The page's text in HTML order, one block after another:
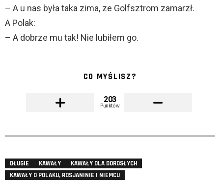
– A u nas była taka zima, ze Golfsztrom zamarzł.
A Polak:
– A dobrze mu tak! Nie lubiłem go.
CO MYŚLISZ?
203
Punktów
DŁUGIE KAWAŁY
KAWAŁY DLA DOROSŁYCH
KAWAŁY O POLAKU, ROSJANINIE I NIEMCU